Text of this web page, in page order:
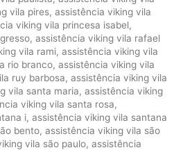
vila pires, assistência viking vila
viking vila princesa isabel,
, assistência viking vila rafael
vila rami, assistência viking vila
rio branco, assistência viking vila
ruy barbosa, assistência viking vila
vila santa maria, assistência viking
viking vila santa rosa,
i, assistência viking vila santana
bento, assistência viking vila são
vila são paulo, assistência